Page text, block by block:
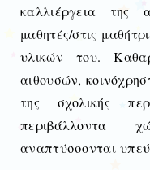
καλλιέργεια της
μαθητές/στις
υλικών του.
αιθουσών,
της σχολικής
αναπτύσσονται